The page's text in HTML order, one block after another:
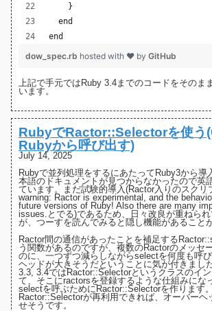
    }
  end
end
dow_spec.rb hosted with ❤ by GitHub
上記で手元ではRuby 3.4までのコードをそのま
います。
RubyでRactor::Selectorを使う
Rubyから呼び出す)
July 14, 2025
Rubyで並列処理をするにあたってRuby3から導
本語のドキュメントが見つからなかったので英
ています。まだ試験的導入(Ractor入りのスクリ
warning: Ractor is experimental, and the
future versions of Ruby! Also there are many
issues.とでる)であるため、日々改良が重ねら
が、つーすを読んでみると隠し機能があること
Ractor間の通信があったことを補足する
う関数があるのですが、複数のRactorのメッセ
のに、一つずつ減らしながらselectを何度も呼
ヘッドが大きそうだということに気が付きまし
3.3 3.4ではRactor::Selectorというクラスのイ
て、そこにractorsを登録するような仕組みにな
selectを呼ぶためにRactor::Selectorを作ります
Ractor::Selectorが再利用できれば、オーバーヘ
せそうです。